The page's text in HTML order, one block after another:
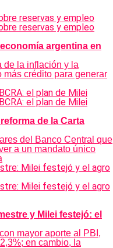
argentina en
de la inflación y la
crédito para generar
de la Carta
del Banco Central que
a un mandato único
y Milei festejó: el
mayor aporte al PBI,
en cambio, la